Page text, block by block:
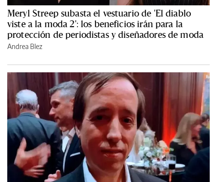
Meryl Streep subasta el vestuario de 'El diablo
viste a la moda 2': los beneficios irán para la
protección de periodistas y diseñadores de moda
Andrea Blez